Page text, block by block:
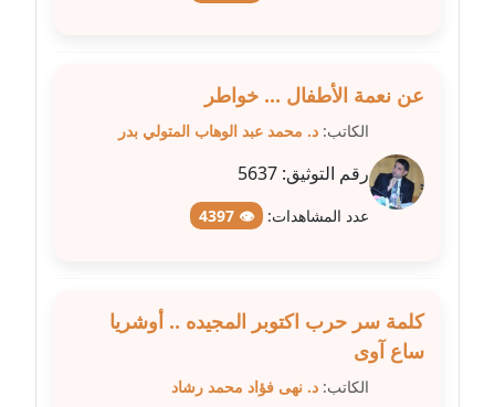
عاملة
مدونة عبد الحميد ابراهيم
عاملة
مدونة عبد الرحمن محمد
مدونة عبد الكريم موسى
عاملة
مدونة عبد الوهاب بدر
عن نعمة الأطفال ... خواطر
الكاتب: د. محمد عبد الوهاب المتولي بدر
رقم التوثيق: 5637
عدد المشاهدات: 👁 4397
كلمة سر حرب اكتوبر المجيده .. أوشريا
ساع آوى
الكاتب: د. نهى فؤاد محمد رشاد